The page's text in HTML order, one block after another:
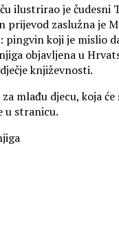
ilustrirao je čudesni
prijevod zaslužna je
pingvin koji je mislio
objavljena u
književnosti.
mlađu djecu, koja će
u stranicu.